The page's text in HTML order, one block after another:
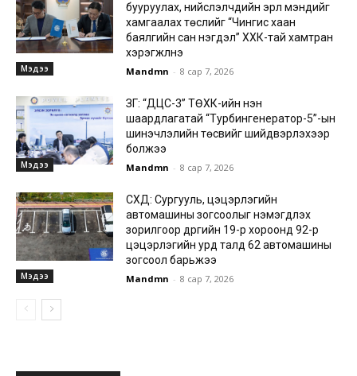
Мэдээ
бууруулах, нийслэлчүүдийн эрүүл мэндийг
хамгаалах төслийг “Чингис хаан
баялгийн сан нэгдэл” ХХК-тай хамтран
хэрэгжүүлнэ
Mandmn - 8 сар 7, 2026
Мэдээ
ЗГ: “ДЦС-3” ТӨХК-ийн нэн
шаардлагатай “Турбингенератор-5”-ын
шинэчлэлийн төсвийг шийдвэрлэхээр
болжээ
Mandmn - 8 сар 7, 2026
Мэдээ
СХД: Сургууль, цэцэрлэгийн
автомашины зогсоолыг нэмэгдүүлэх
зорилгоор дүүргийн 19-р хороонд 92-р
цэцэрлэгийн урд талд 62 автомашины
зогсоол барьжээ
Mandmn - 8 сар 7, 2026